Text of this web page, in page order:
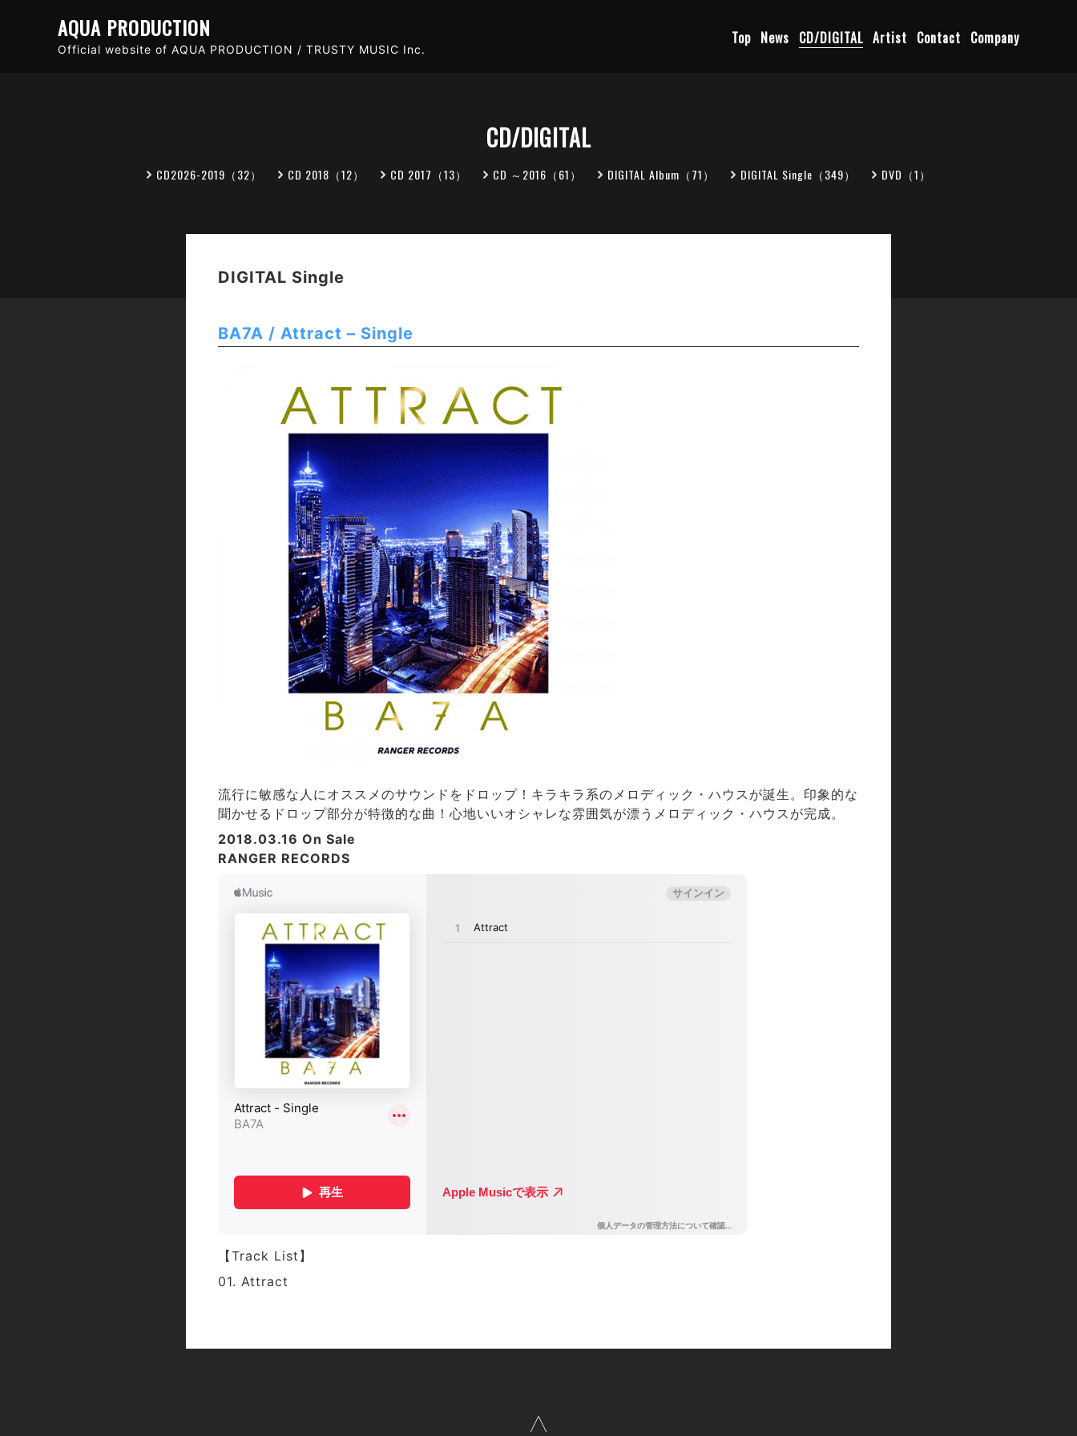
AQUA PRODUCTION
Official website of AQUA PRODUCTION / TRUSTY MUSIC Inc.
Top News CD/DIGITAL Artist Contact Company
CD/DIGITAL
CD2026-2019（32） CD 2018（12） CD 2017（13） CD ～2016（61） DIGITAL Album（71） DIGITAL Single（349） DVD（1）
DIGITAL Single
BA7A / Attract – Single
流行に敏感な人にオススメのサウンドをドロップ！キラキラ系のメロディック・ハウスが誕生。印象的な
聞かせるドロップ部分が特徴的な曲！心地いいオシャレな雰囲気が漂うメロディック・ハウスが完成。
2018.03.16 On Sale
RANGER RECORDS
【Track List】
01. Attract